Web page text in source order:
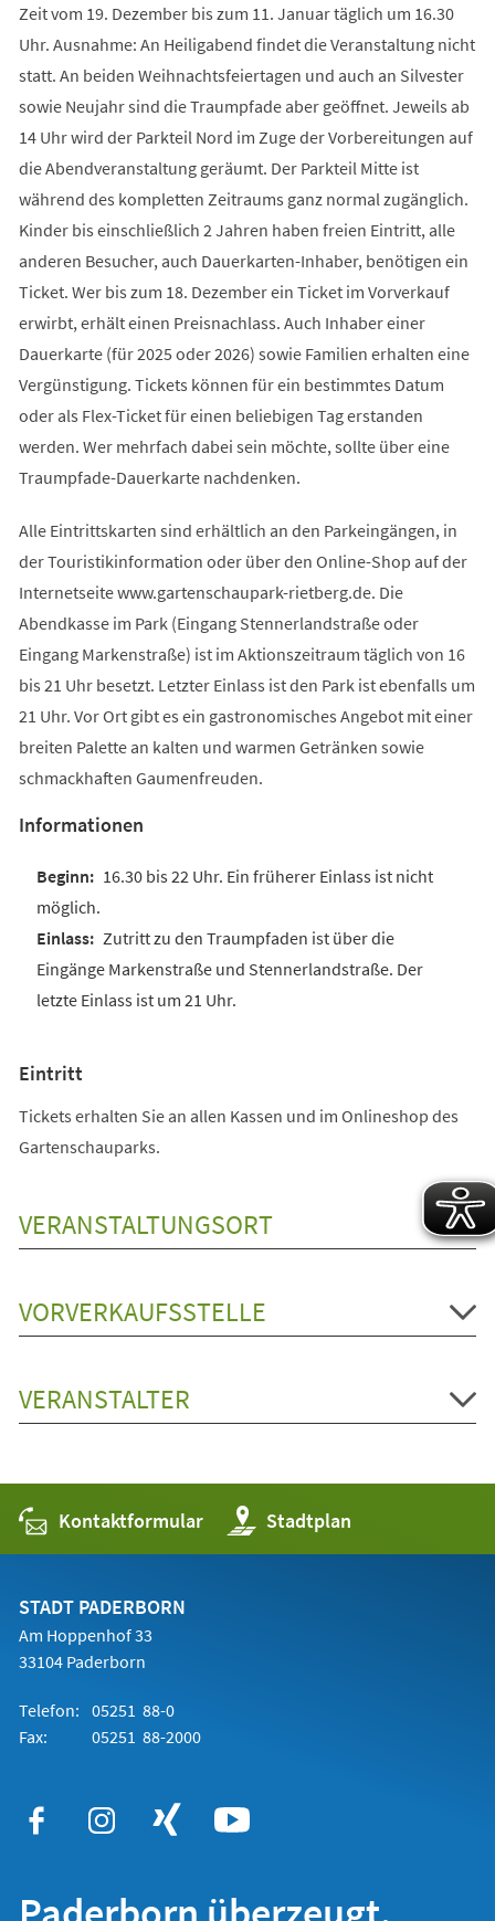
Zeit vom 19. Dezember bis zum 11. Januar täglich um 16.30
Uhr. Ausnahme: An Heiligabend findet die Veranstaltung nicht
statt. An beiden Weihnachtsfeiertagen und auch an Silvester
sowie Neujahr sind die Traumpfade aber geöffnet. Jeweils ab
14 Uhr wird der Parkteil Nord im Zuge der Vorbereitungen auf
die Abendveranstaltung geräumt. Der Parkteil Mitte ist
während des kompletten Zeitraums ganz normal zugänglich.
Kinder bis einschließlich 2 Jahren haben freien Eintritt, alle
anderen Besucher, auch Dauerkarten-Inhaber, benötigen ein
Ticket. Wer bis zum 18. Dezember ein Ticket im Vorverkauf
erwirbt, erhält einen Preisnachlass. Auch Inhaber einer
Dauerkarte (für 2025 oder 2026) sowie Familien erhalten eine
Vergünstigung. Tickets können für ein bestimmtes Datum
oder als Flex-Ticket für einen beliebigen Tag erstanden
werden. Wer mehrfach dabei sein möchte, sollte über eine
Traumpfade-Dauerkarte nachdenken.
Alle Eintrittskarten sind erhältlich an den Parkeingängen, in
der Touristikinformation oder über den Online-Shop auf der
Internetseite www.gartenschaupark-rietberg.de. Die
Abendkasse im Park (Eingang Stennerlandstraße oder
Eingang Markenstraße) ist im Aktionszeitraum täglich von 16
bis 21 Uhr besetzt. Letzter Einlass ist den Park ist ebenfalls um
21 Uhr. Vor Ort gibt es ein gastronomisches Angebot mit einer
breiten Palette an kalten und warmen Getränken sowie
schmackhaften Gaumenfreuden.
Informationen
16.30 bis 22 Uhr. Ein früherer Einlass ist nicht
möglich.
Zutritt zu den Traumpfaden ist über die
Eingänge Markenstraße und Stennerlandstraße. Der
letzte Einlass ist um 21 Uhr.
Eintritt
Tickets erhalten Sie an allen Kassen und im Onlineshop des
Gartenschauparks.
VERANSTALTUNGSORT
VORVERKAUFSSTELLE
VERANSTALTER
Kontaktformular Stadtplan
(Öffnet
in
einem
STADT PADERBORN
Am Hoppenhof 33
33104 Paderborn
Telefon: 05251 88-0
Fax:
05251 88-2000